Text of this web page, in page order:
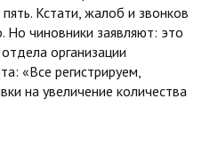
Кстати, жалоб и звонков
Но чиновники заявляют: это
организации
«Все регистрируем,
на увеличение количества